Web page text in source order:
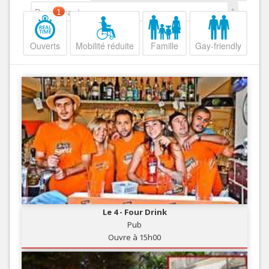
Decroissant
Ouverts
1
Mobilité réduite Famille Gay-friendly
Le 4 - Four Drink
Pub
Ouvre à 15h00